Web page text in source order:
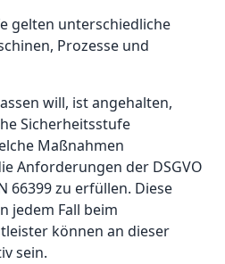
gelten unterschiedliche
Prozesse und
will, ist angehalten,
Sicherheitsstufe
Maßnahmen
Anforderungen der DSGVO
66399 zu erfüllen. Diese
jedem Fall beim
können an dieser
sein.